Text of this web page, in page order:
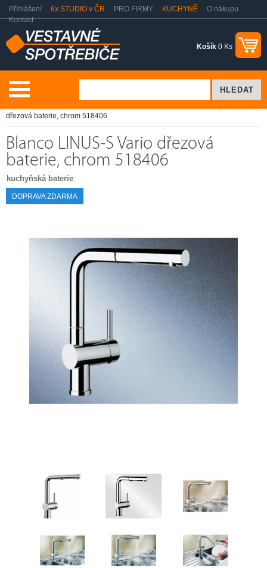
Přihlášení 6x STUDIO v ČR PRO FIRMY KUCHYNĚ
O nákupu
Kontakt
Košík 0 Ks
dřezová baterie, chrom 518406
Blanco LINUS-S Vario dřezová
baterie, chrom 518406
kuchyňská baterie
DOPRAVA ZDARMA